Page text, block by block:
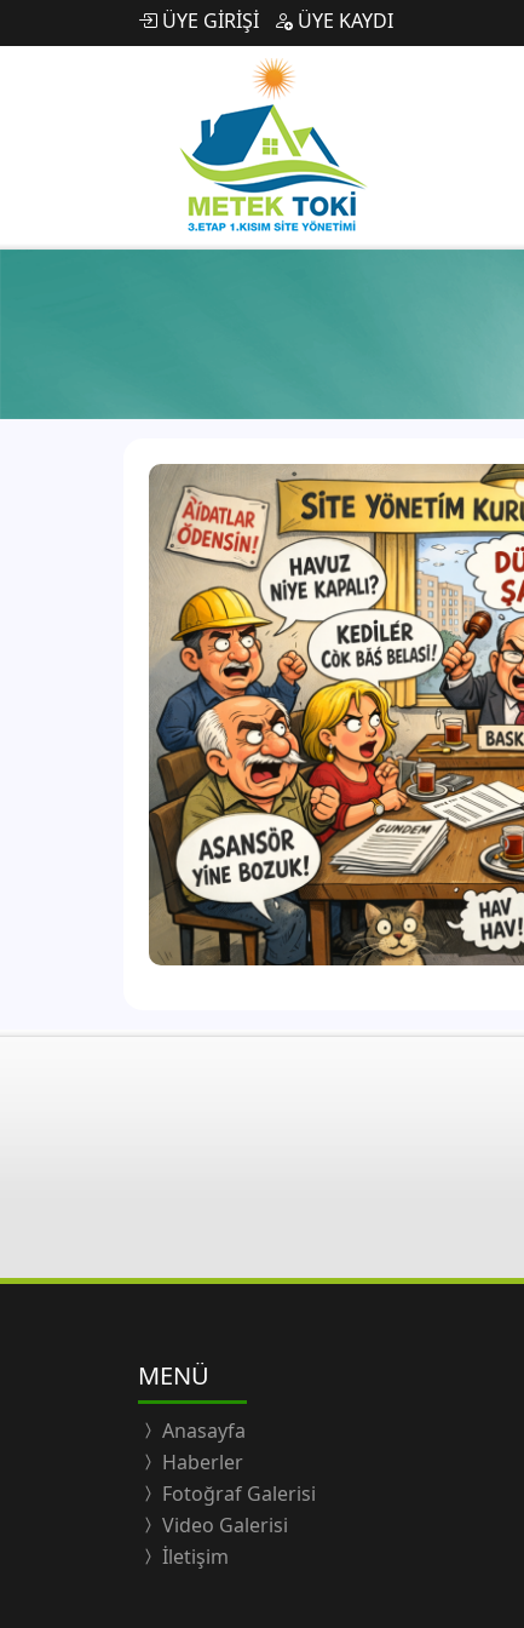
ÜYE GİRİŞİ ÜYE KAYDI
MENÜ
Anasayfa
Haberler
Fotoğraf Galerisi
Video Galerisi
İletişim